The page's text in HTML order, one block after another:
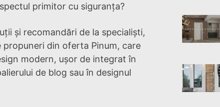
primitor cu siguranța?
și recomandări de la specialiști,
propuneri din oferta Pinum, care
modern, ușor de integrat în
de blog sau în designul